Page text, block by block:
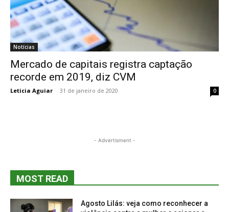
Notícias
Mercado de capitais registra captação
recorde em 2019, diz CVM
Leticia Aguiar - 31 de janeiro de 2020 0
- Advertisment -
MOST READ
Agosto Lilás: veja como reconhecer a